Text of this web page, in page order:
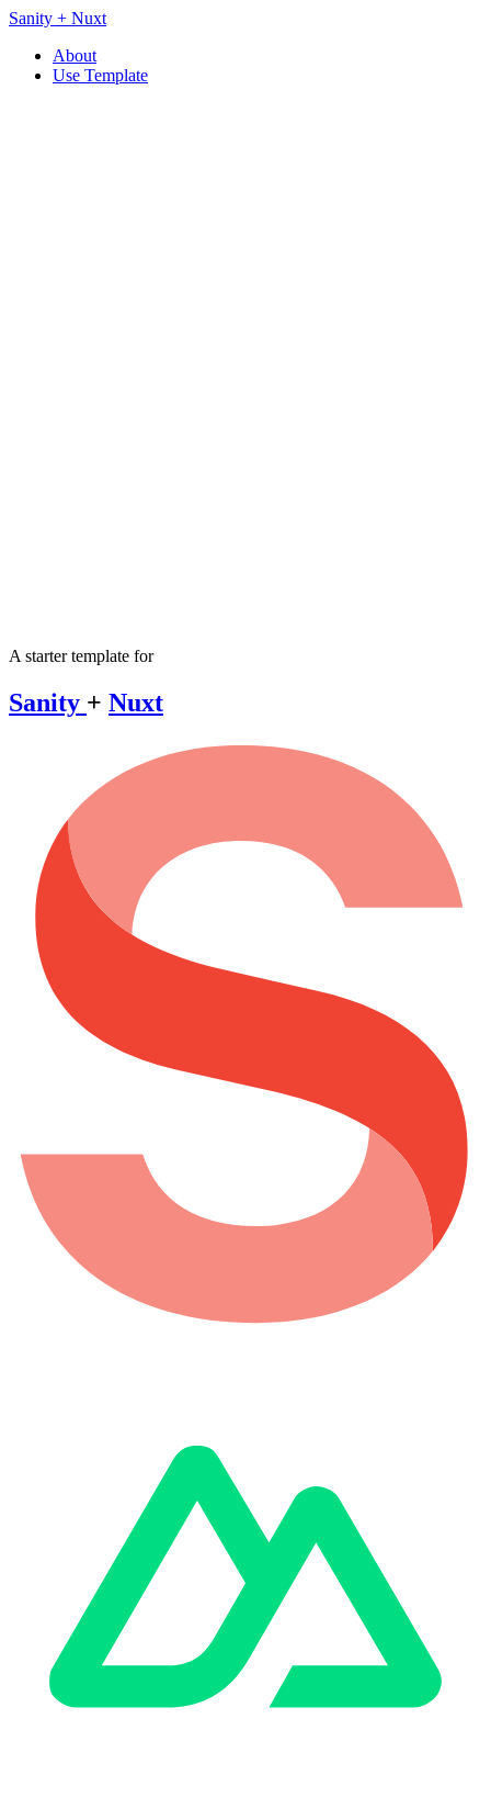
Sanity + Nuxt​​​​‌ ‍ ​‍​‍‌‍ ‌ ​‍‌‍‍‌‌‍‌ ‌‍‍‌‌‍ ‍​‍​‍​ ‍‍​‍​‍‌ ​ ‌‍​‌‌‍ ‍‌‍‍‌‌ ‌​‌ ‍‌​‍ ‍‌‍‍‌‌‍ ​‍​‍​‍ ​​‍​‍‌‍‍​‌ ​‍‌‍‌‌‌‍‌‍​‍​‍​ ‍‍​‍​‍‌‍‍​‌ ‌​‌ ‌​‌ ​​‌ ​ ​ ‍‍​‍ ​‍ ‌ ​ ‌‍​‌‌‍ ‍‌‍‍‌‌ ‌​‌ ‍‌​‍ ‌‌ ‌​‌‍‌‌‌‍ ‌‌ ​​‌‍ ​‌‍​‌‌ ‌​‌‍‌‌​‍ ‌‌‍ ‍‌ ‌‌‌ ‍​‌ ‌​​‍ ‌‌‍​ ‌‍ ​‌‍‌‌‌‍​‌‌‍ ‍​‍ ‍‌ ​ ‌‍​‌‌‍ ‍‌‍‍‌‌ ‌​‌ ‍‌​‍ ‍‌‍​‍‌ ‌‌‌‍‍‌‌‍ ​‌‍‌​​‍ ‌‍‍‌‌‍ ‍‌ ‌​‌‍‌‌‌‍ ‍‌ ‌​​‍ ‌‍‌‌‌‍‌​‌‍‍‌‌ ‌​​‍ ‌‍ ‌‌‍ ‌‍‌​‌‍‌‌​ ‌‌ ​​‌ ​‍‌‍‌‌‌ ​ ‌‍‌‌‌‍ ‍‌ ‌​‌‍​‌‌ ‌​‌‍‍‌‌‍ ‌‍ ‍​ ‍ ‌‍‍‌‌‍‌​​ ‌‌ ​ ‌‍‍‌‌ ‌​‌‍‌‌‌‌​ ‌‍‌‌‌ ‌​‌ ‌​‌‍‍‌‌‍ ‍‌‍‌ ‌ ​ ​ ‍ ‌ ‌​‌ ‍‌‌ ​​‌‍‌‌​ ‌‌ ​ ‌‍‌‌‌ ‌​‌ ‌​‌‍‍‌‌‍ ‍‌‍‌ ‌ ​ ​ ‍ ‌ ​​‌‍​‌‌ ‌​‌‍‍​​ ‌‌ ‌​‌‍‍‌‌ ‌​‌‍ ​‌‍‌‌​ ‌‍​‍‌‍​‌‌ ​ ‌‍‌‌‌‌‌‌‌ ​‍‌‍ ​​ ‌‌‍‍​‌ ‌​‌ ‌​‌ ​​‌ ​ ​‍‌‌​ ​ ‌​​‌​‍‌‌​ ​‍‌​‌‍​‍‌‌​ ​‍‌​‌‍‌ ​ ‌‍​‌‌‍ ‍‌‍‍‌‌ ‌​‌ ‍‌​‍ ‌‌ ‌​‌‍‌‌‌‍ ‌‌ ​​‌‍ ​‌‍​‌‌ ‌​‌‍‌‌​‍ ‌‌‍ ‍‌ ‌‌‌ ‍​‌ ‌​​‍ ‌‌‍​ ‌‍ ​‌‍‌‌‌‍​‌‌‍ ‍​‍ ‍‌ ​ ‌‍​‌‌‍ ‍‌‍‍‌‌ ‌​‌ ‍‌​‍ ‍‌‍​‍‌ ‌‌‌‍‍‌‌‍ ​‌‍‌​​‍‌‍‌‍‍‌‌‍‌​​ ‌‌ ​ ‌‍‍‌‌ ‌​‌‍‌‌‌‌​ ‌‍‌‌‌ ‌​‌ ‌​‌‍‍‌‌‍ ‍‌‍‌ ‌ ​ ​‍‌‍‌ ‌​‌ ‍‌‌ ​​‌‍‌‌​ ‌‌ ​ ‌‍‌‌‌ ‌​‌ ‌​‌‍‍‌‌‍ ‍‌‍‌ ‌ ​ ​‍‌‍‌ ​​‌‍​‌‌ ‌​‌‍‍​​ ‌‌ ‌​‌‍‍‌‌ ‌​‌‍ ​‌‍‌‌​‍‌‍‌ ​​‌‍‌‌‌ ​‍‌ ​ ‌ ​​‌‍‌‌‌‍​ ‌ ‌​‌‍‍‌‌ ‌‍‌‍‌‌​ ‌‌ ​​‌ ‌‌‌‍​‍‌‍ ​‌‍‍‌‌ ​ ‌‍‍​‌‍‌‌‌‍‌​​‍​‍‌ ‌
About
Use Template
A starter template for
Sanity + Nuxt